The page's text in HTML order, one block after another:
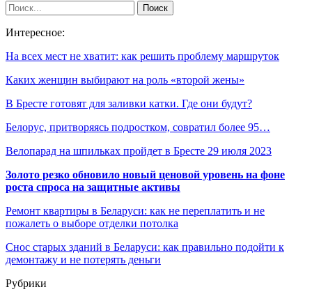
Интересное:
На всех мест не хватит: как решить проблему маршруток
Каких женщин выбирают на роль «второй жены»
В Бресте готовят для заливки катки. Где они будут?
Белорус, притворяясь подростком, совратил более 95…
Велопарад на шпильках пройдет в Бресте 29 июля 2023
Золото резко обновило новый ценовой уровень на фоне
роста спроса на защитные активы
Ремонт квартиры в Беларуси: как не переплатить и не
пожалеть о выборе отделки потолка
Снос старых зданий в Беларуси: как правильно подойти к
демонтажу и не потерять деньги
Рубрики